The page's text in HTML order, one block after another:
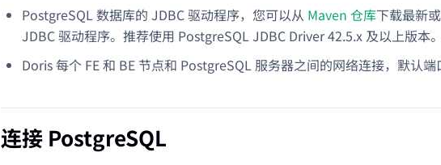
PostgreSQL 数据库的 JDBC 驱动程序，您可以从 Maven 仓库下载最新
JDBC 驱动程序。推荐使用 PostgreSQL JDBC Driver 42.5.x 及以上版本
Doris 每个 FE 和 BE 节点和 PostgreSQL 服务器之间的网络连接，默认
连接 PostgreSQL